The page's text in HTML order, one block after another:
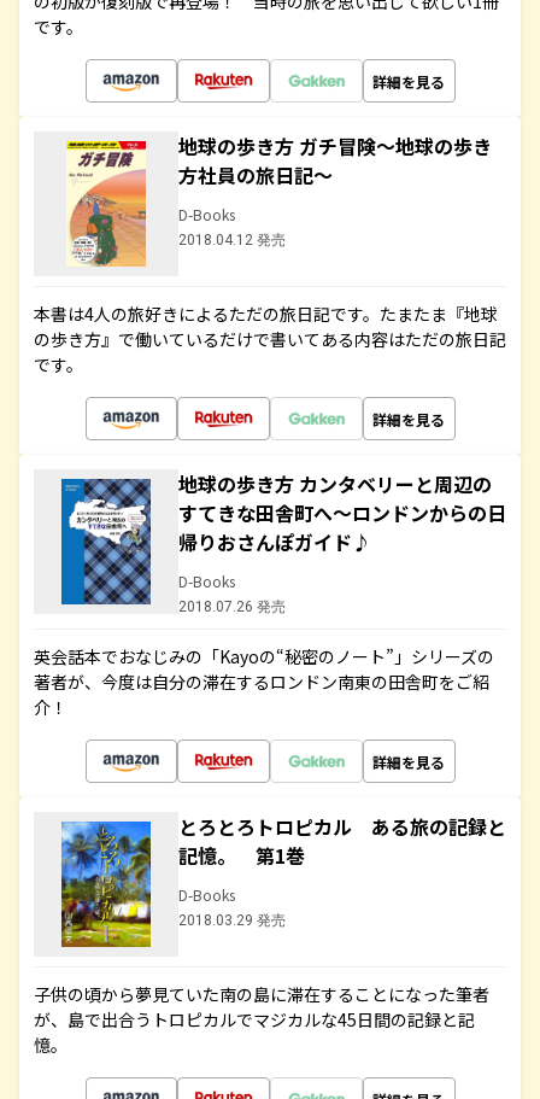
です。
詳細を見る
地球の歩き方 ガチ冒険～地球の歩き
方社員の旅日記～
D-Books
2018.04.12 発売
本書は4人の旅好きによるただの旅日記です。たまたま『地球
の歩き方』で働いているだけで書いてある内容はただの旅日記
です。
詳細を見る
地球の歩き方 カンタベリーと周辺の
すてきな田舎町へ～ロンドンからの日
帰りおさんぽガイド♪
D-Books
2018.07.26 発売
英会話本でおなじみの「Kayoの“秘密のノート”」シリーズの
著者が、今度は自分の滞在するロンドン南東の田舎町をご紹
介！
詳細を見る
とろとろトロピカル ある旅の記録と
記憶。 第1巻
D-Books
2018.03.29 発売
子供の頃から夢見ていた南の島に滞在することになった筆者
が、島で出合うトロピカルでマジカルな45日間の記録と記
憶。